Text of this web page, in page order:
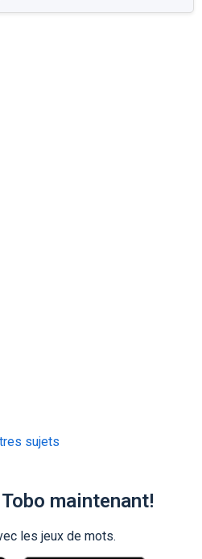
sujets
maintenant!
les jeux de mots.